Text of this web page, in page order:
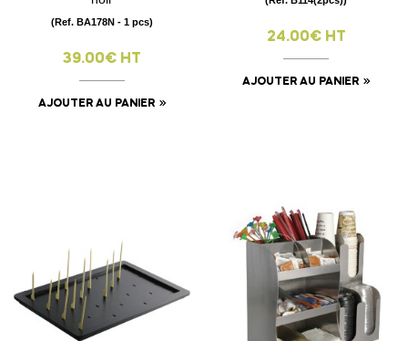
(Ref. BA178N - 1 pcs)
39.00€ HT
AJOUTER AU PANIER
24.00€ HT
AJOUTER AU PANIER